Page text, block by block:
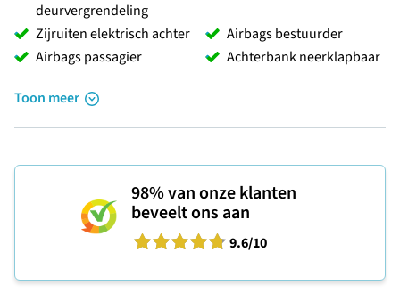
deurvergrendeling
Zijruiten elektrisch achter
Airbags bestuurder
Airbags passagier
Achterbank neerklapbaar
Toon meer
98%van onze klanten
beveelt ons aan
9.6/10